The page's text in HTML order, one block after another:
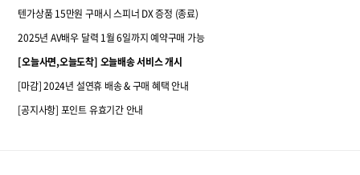
텐가상품 15만원 구매시 스피너 DX 증정 (종료)
2025년 AV배우 달력 1월 6일까지 예약구매 가능
[오늘사면,오늘도착] 오늘배송 서비스 개시
[마감] 2024년 설연휴 배송 & 구매 혜택 안내
[공지사항] 포인트 유효기간 안내